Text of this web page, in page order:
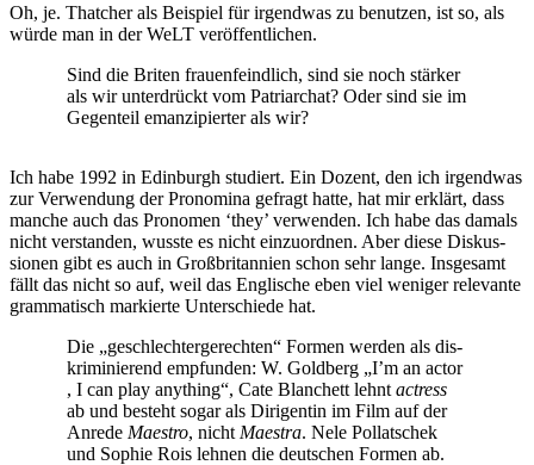
Oh, je. That­cher als Bei­spiel für irgend­was zu benut­zen, ist so, als
wür­de man in der WeLT veröffentlichen.
Sind die Bri­ten frau­en­feind­lich, sind sie noch stär­ker
als wir unter­drückt vom Patri­ar­chat? Oder sind sie im
Gegen­teil eman­zi­pier­ter als wir?
Ich habe 1992 in Edin­burgh stu­diert. Ein Dozent, den ich irgend­was
zur Ver­wen­dung der Pro­no­mi­na gefragt hat­te, hat mir erklärt, dass
man­che auch das Pro­no­men ‘they’ ver­wen­den. Ich habe das damals
nicht ver­stan­den, wuss­te es nicht ein­zu­ord­nen. Aber die­se Dis­kus­
sio­nen gibt es auch in Groß­bri­tan­ni­en schon sehr lan­ge. Ins­ge­samt
fällt das nicht so auf, weil das Eng­li­sche eben viel weni­ger rele­van­te
gram­ma­tisch mar­kier­te Unter­schie­de hat.
Die „geschlech­ter­ge­rech­ten“ For­men wer­den als dis­
kri­mi­nie­rend emp­fun­den: W. Gold­berg „I’m an actor
, I can play any­thing“, Cate Blan­chett lehnt actress
ab und besteht sogar als Diri­gen­tin im Film auf der
Anre­de Maes­tro, nicht Maes­tra. Nele Pol­lat­schek
und Sophie Rois leh­nen die deut­schen For­men ab.